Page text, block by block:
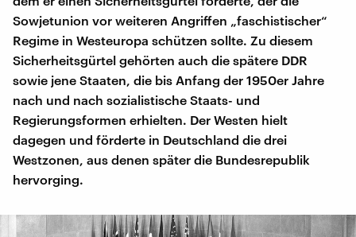
Sowjetunion vor weiteren Angriffen „faschistischer“
Regime in Westeuropa schützen sollte. Zu diesem
Sicherheitsgürtel gehörten auch die spätere DDR
sowie jene Staaten, die bis Anfang der 1950er Jahre
nach und nach sozialistische Staats- und
Regierungsformen erhielten. Der Westen hielt
dagegen und förderte in Deutschland die drei
Westzonen, aus denen später die Bundesrepublik
hervorging.